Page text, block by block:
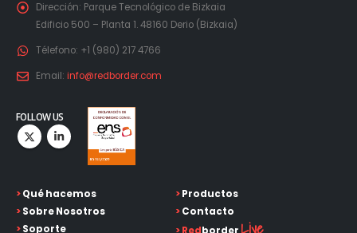
Dirección: Parque Tecnológico de Bizkaia
Edificio 500 – Planta 1. 48160 Derio (Bizkaia)
Télefono: +1 (980) 217 4766
Email: info@redborder.com
FOLLOW US
>Qué hacemos
>Sobre Nosotros
>Soporte
>Productos
>Contacto